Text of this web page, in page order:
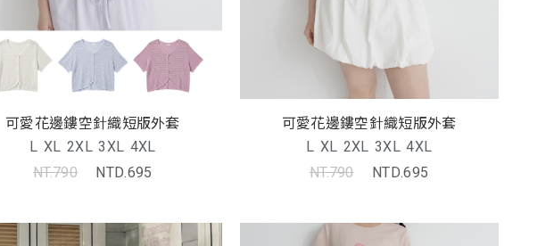
可愛花邊鏤空針織短版外套
L XL 2XL 3XL 4XL
NT.790
NTD.695
可愛花邊鏤空針織短版外套
L XL 2XL 3XL 4XL
NT.790
NTD.695